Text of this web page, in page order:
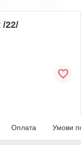
/22/
Оплата Умови